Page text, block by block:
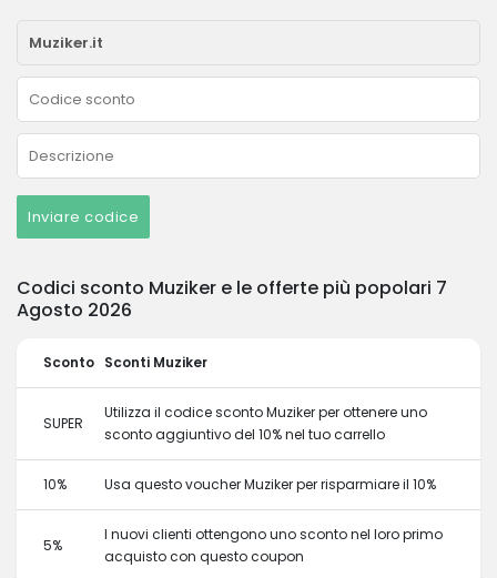
Inviare codice
Codici sconto Muziker e le offerte più popolari 7
Agosto 2026
Sconto Sconti Muziker
SUPER
Utilizza il codice sconto Muziker per ottenere uno
sconto aggiuntivo del 10% nel tuo carrello
10% Usa questo voucher Muziker per risparmiare il 10%
5%
I nuovi clienti ottengono uno sconto nel loro primo
acquisto con questo coupon